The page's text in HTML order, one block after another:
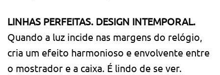
LINHAS PERFEITAS. DESIGN INTEMPORAL.
Quando a luz incide nas margens do relógio,
cria um efeito harmonioso e envolvente entre
o mostrador e a caixa. É lindo de se ver.